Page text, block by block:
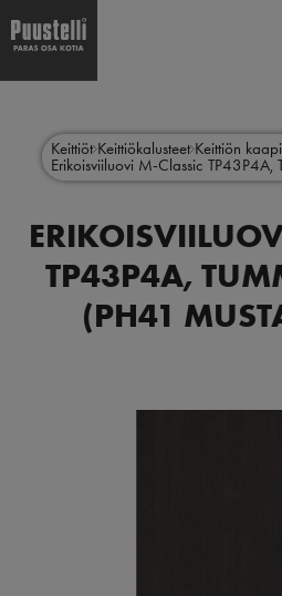
menu
Keittiöt Keittiökalusteet Keittiön
Erikoisviiluovi M-Classic TP43P4A,
TP43P4A,
(PH41